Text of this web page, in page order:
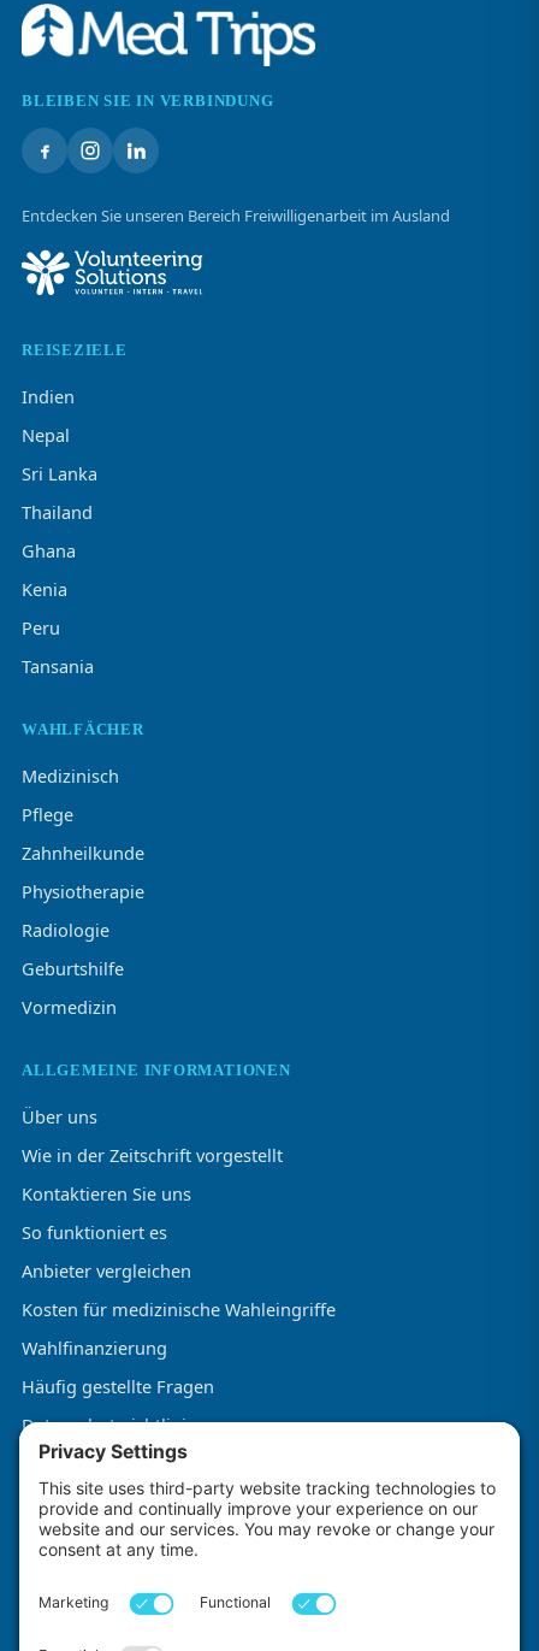
BLEIBEN SIE IN VERBINDUNG
Entdecken Sie unseren Bereich Freiwilligenarbeit im Ausland
REISEZIELE
Indien
Nepal
Sri Lanka
Thailand
Ghana
Kenia
Peru
Tansania
WAHLFÄCHER
Medizinisch
Pflege
Zahnheilkunde
Physiotherapie
Radiologie
Geburtshilfe
Vormedizin
ALLGEMEINE INFORMATIONEN
Über uns
Wie in der Zeitschrift vorgestellt
Kontaktieren Sie uns
So funktioniert es
Anbieter vergleichen
Kosten für medizinische Wahleingriffe
Wahlfinanzierung
Häufig gestellte Fragen
Datenschutzrichtlinie
Allgemeine Geschäftsbedingungen
Cookie-Richtlinie